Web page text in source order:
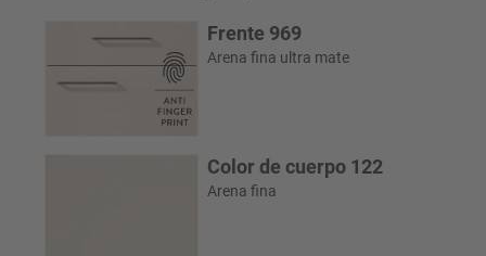
sofisticada modernidad y ahora también presentan una cómoda
apertura mecánica.
Frente 969
Arena fina ultra mate
Color de cuerpo 122
Arena fina